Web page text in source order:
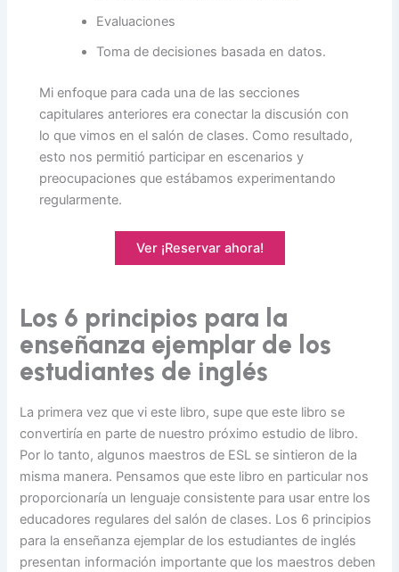
Evaluaciones
Toma de decisiones basada en datos.
Mi enfoque para cada una de las secciones
capitulares anteriores era conectar la discusión con
lo que vimos en el salón de clases. Como resultado,
esto nos permitió participar en escenarios y
preocupaciones que estábamos experimentando
regularmente.
Ver ¡Reservar ahora!
Los 6 principios para la
enseñanza ejemplar de los
estudiantes de inglés
La primera vez que vi este libro, supe que este libro se
convertiría en parte de nuestro próximo estudio de libro.
Por lo tanto, algunos maestros de ESL se sintieron de la
misma manera. Pensamos que este libro en particular nos
proporcionaría un lenguaje consistente para usar entre los
educadores regulares del salón de clases. Los 6 principios
para la enseñanza ejemplar de los estudiantes de inglés
presentan información importante que los maestros deben